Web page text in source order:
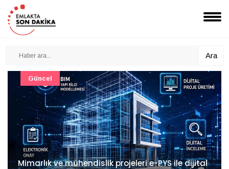
Ara
Mimarlık ve mühendislik projeleri e-PYS ile dijital
Güncel